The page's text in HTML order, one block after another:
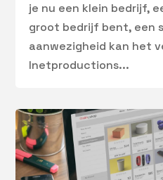
je nu een klein bedrijf,
groot bedrijf bent, een
aanwezigheid kan het
Inetproductions...